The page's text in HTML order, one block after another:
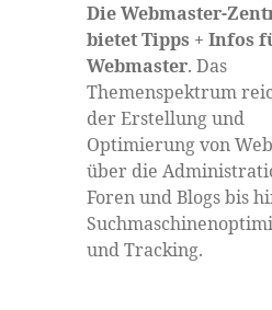
Die Webmaster-
bietet Tipps + Infos
Webmaster. Das
Themenspektrum
der Erstellung und
Optimierung von
über die
Foren und Blogs bis
und Tracking.